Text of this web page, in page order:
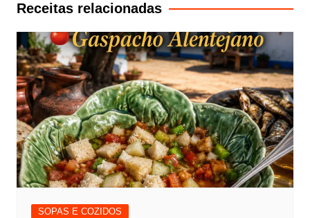
Receitas relacionadas
SOPAS E COZIDOS